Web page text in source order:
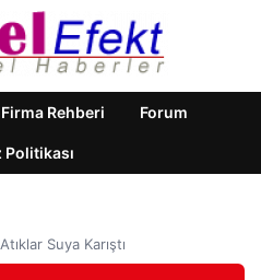
Firma Rehberi Forum
Politikası
Suya Karıştı